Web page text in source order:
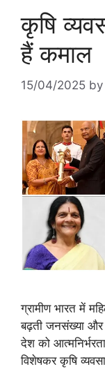
कृषि
हैं कमाल
15/04/2025 by
ग्रामीण भारत में
बढ़ती जनसंख्या और
देश को
विशेषकर कृषि